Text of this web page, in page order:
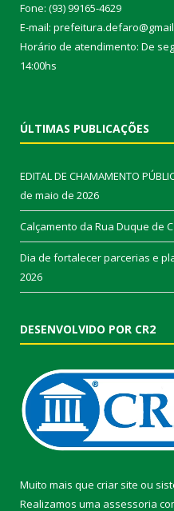
Fone: (93) 99165-4629
E-mail:
Horário de atendimento: De
14:00hs
ÚLTIMAS PUBLICAÇÕES
EDITAL DE CHAMAMENTO
de maio de 2026
Calçamento da Rua Duque de
Dia de fortalecer parcerias e
2026
DESENVOLVIDO POR CR2
Muito mais que criar site ou
Realizamos uma assessoria